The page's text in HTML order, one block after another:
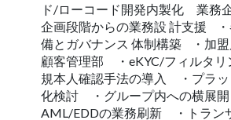
ド/ローコード開発内製化 業務
企画段階からの業務設 計支援
備とガバナンス 体制構築 ・加
顧客管理部 ・eKYC/フィルタ
規本人確認手法の導入 ・プラ
化検討 ・グループ内への横展
AML/EDDの業務刷新 ・トラン